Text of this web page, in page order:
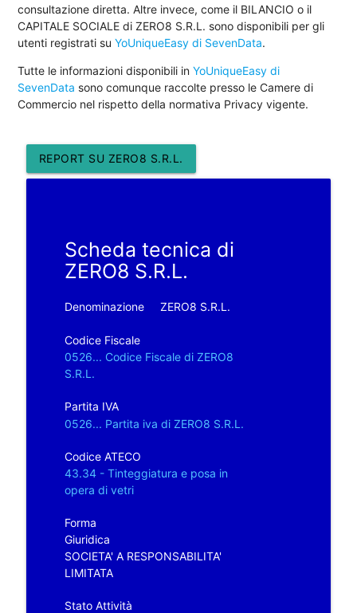
consultazione diretta. Altre invece, come il BILANCIO o il
CAPITALE SOCIALE di ZERO8 S.R.L. sono disponibili per gli
utenti registrati suYoUniqueEasy di SevenData.
Tutte le informazioni disponibili inYoUniqueEasy di
SevenData sono comunque raccolte presso le Camere di
Commercio nel rispetto della normativa Privacy vigente.
REPORT SU ZERO8 S.R.L.
Scheda tecnica di
ZERO8 S.R.L.
Denominazione ZERO8 S.R.L.
Codice Fiscale
0526... Codice Fiscale di ZERO8
S.R.L.
Partita IVA
0526... Partita iva di ZERO8 S.R.L.
Codice ATECO
43.34 - Tinteggiatura e posa in
opera di vetri
Forma
Giuridica
SOCIETA' A RESPONSABILITA'
LIMITATA
Stato Attività